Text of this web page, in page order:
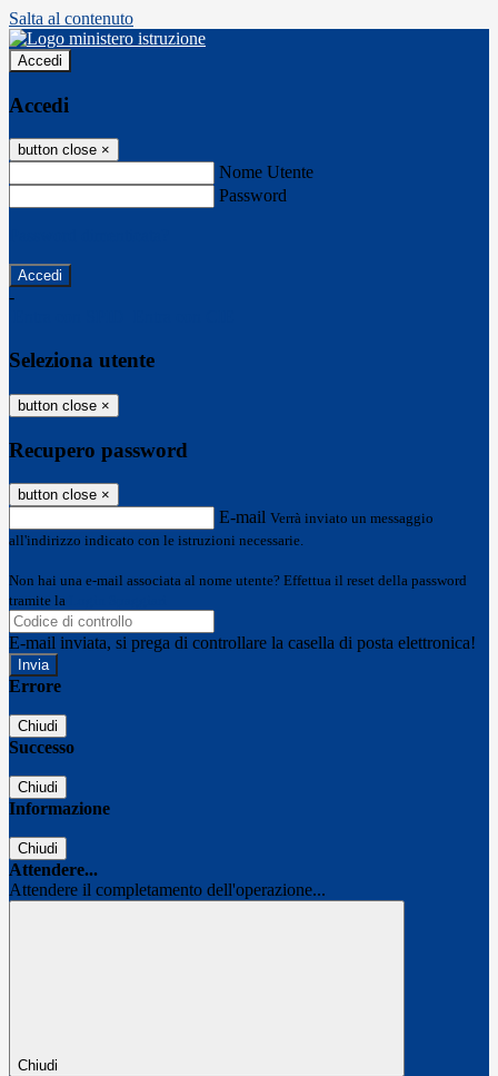
Salta al contenuto
Accedi
Accedi
button close ×
Nome Utente
Password
-
Seleziona utente
button close ×
Recupero password
button close ×
E-mail Verrà inviato un messaggio
all'indirizzo indicato con le istruzioni necessarie.
Non hai una e-mail associata al nome utente? Effettua il reset della password
tramite la
E-mail inviata, si prega di controllare la casella di posta elettronica!
Errore
Chiudi
Successo
Chiudi
Informazione
Chiudi
Attendere...
Attendere il completamento dell'operazione...
Chiudi